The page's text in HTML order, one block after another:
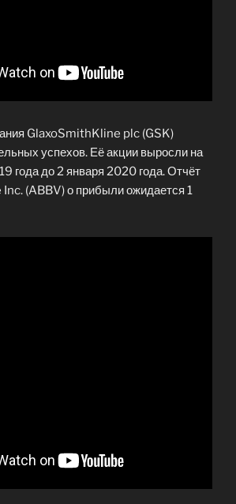
GlaxoSmithKline plc (GSK)
успехов. Её акции выросли на
года до 2 января 2020 года. Отчёт
(ABBV) о прибыли ожидается 1